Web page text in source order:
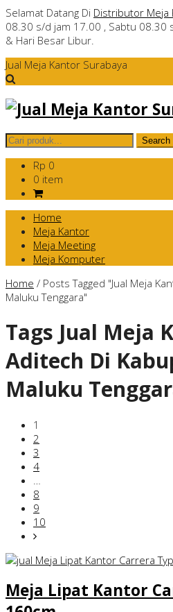
Selamat Datang Di Distributor Meja
08.30 s/d jam 17.00 , Sabtu 08.30
& Hari Besar Libur.
Jual Meja Kantor Surabaya
Rp 0
0 item
Home
Meja Kantor
Meja Meeting
Meja Komputer
Home / Posts Tagged "Jual Meja
Maluku Tenggara"
Tags Jual Meja
Aditech Di
Maluku
1
2
3
4
8
9
10
Meja Lipat Kantor